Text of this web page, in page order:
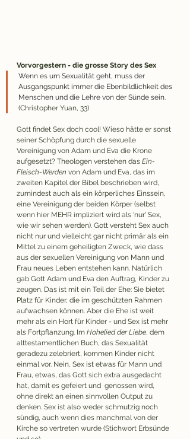
Vorvorgestern - die grosse Story des Sex
Wenn es um Sexualität geht, muss der
Ausgangspunkt immer die Ebenbildlichkeit des
Menschen und die Lehre von der Sünde sein
(Christopher Yuan, 33)
Gott findet Sex doch cool! Wieso hätte er sonst
seiner Schöpfung durch die sexuelle
Vereinigung von Adam und Eva die Krone
aufgesetzt? Theologen verstehen das Ein-
Fleisch-Werden von Adam und Eva, das im
zweiten Kapitel der Bibel beschrieben wird,
zumindest auch als ein körperliches Einssein,
eine Vereinigung der beiden Körper (selbst
wenn hier MEHR impliziert wird als 'nur' Sex,
wie wir sehen werden). Gott versteht Sex auch
nicht nur und vielleicht gar nicht primär als ein
Mittel zu einem geheiligten Zweck, wie dass
aus der sexuellen Vereinigung von Mann und
Frau neues Leben entstehen kann. Natürlich
gab Gott Adam und Eva den Auftrag, Kinder zu
zeugen. Das ist mit ein Teil der Ehe: Sie bietet
Platz für Kinder, die im geschützten Rahmen
aufwachsen können. Aber die Ehe ist weit
mehr als ein Hort für Kinder - und Sex ist mehr
als Fortpflanzung. Im Hohelied der Liebe, dem
alttestamentlichen Buch, das Sexualität
geradezu zelebriert, kommen Kinder nicht
einmal vor. Nein, Sex ist etwas für Mann und
Frau, etwas, das Gott sich extra ausgedacht
hat, damit es gefeiert und  genossen wird,
ohne direkt an einen sinnvollen Output zu
denken. Sex ist also weder schmutzig noch
sündig, auch wenn dies manchmal von der
Kirche so vertreten wurde (Stichwort Erbsünde